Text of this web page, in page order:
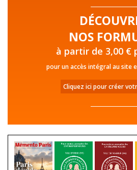
NOS
à partir de 3,00 €
pour un accès intégral au site
Cliquez ici pour créer